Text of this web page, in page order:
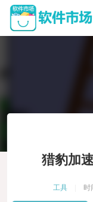
猎豹加
工具 时